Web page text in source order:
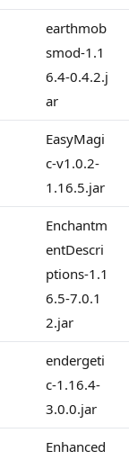
earthmob
smod-1.1
6.4-0.4.2.j
ar
EasyMagi
c-v1.0.2-
1.16.5.jar
Enchantm
entDescri
ptions-1.1
6.5-7.0.1
2.jar
endergeti
c-1.16.4-
3.0.0.jar
Enhanced